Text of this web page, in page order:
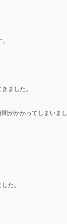
ました。
がかかってしまいま
た。